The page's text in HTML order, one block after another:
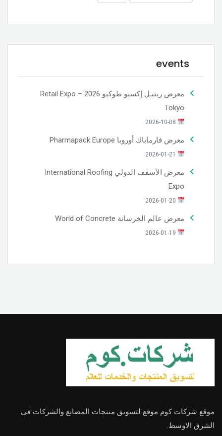
events
معرض ريتيـل إكسبو طوكيو 2026 – Retail Expo
Tokyo
معرض فارماباك أوروبا Pharmapack Europe
معرض الأسقف الدولي International Roofing
Expo
معرض عالم الخرسانة World of Concrete
موقع شركات كوم موقع لتسويق منتجات المصانع والشركات فى
الشرق الاوسط.